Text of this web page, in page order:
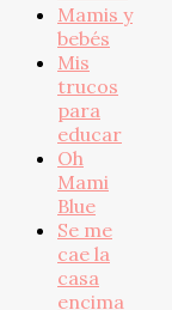
Mamis y
bebés
Mis
trucos
para
educar
Oh
Mami
Blue
Se me
cae la
casa
encima